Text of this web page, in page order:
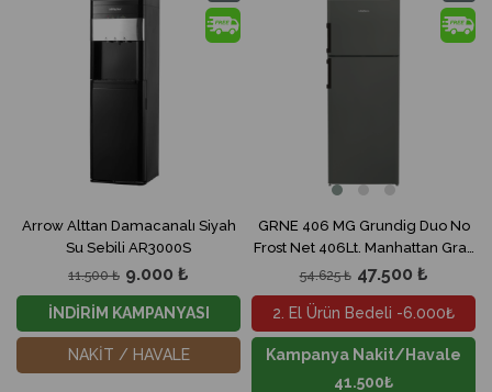
Arrow Alttan Damacanalı Siyah
Su Sebili AR3000S
9.000 ₺
11.500 ₺
İndirim
%22İndirim
İNDİRİM KAMPANYASI
NAKİT / HAVALE
GRNE 406 MG Grundig Duo No
Frost Net 406Lt. Manhattan Gray
Buzdolabı
47.500 ₺
54.625 ₺
İndirim
2. El Ürün Bedeli -6.000₺
Kampanya Nakit/Havale
41.500₺